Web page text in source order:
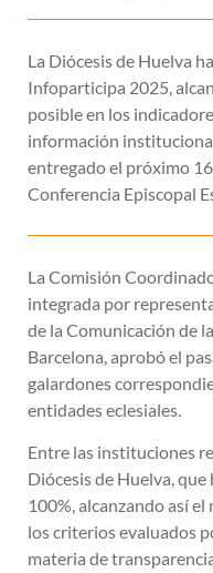
La Diócesis de Huelva
Infoparticipa 2025,
posible en los
información
entregado el próximo
Conferencia Episcopal
La Comisión
integrada por
de la Comunicación de
Barcelona, aprobó el
galardones
entidades eclesiales.
Entre las instituciones
Diócesis de Huelva,
100%, alcanzando así
los criterios evaluados
materia de